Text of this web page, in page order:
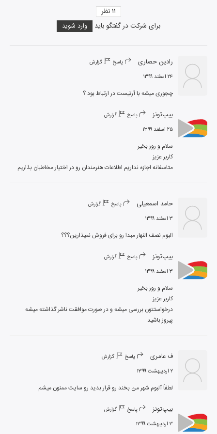
برای شرکت در گفتگو باید وارد شوید
۱۱نظر
رادین حصاری پاسخ گزارش
۲۴ اسفند ۱۳۹۹
چجوری میشه با آرتیست در ارتباط بود ؟
بیپ‌تونز پاسخ گزارش
۲۵ اسفند ۱۳۹۹
متاسفانه اجازه نداریم اطلاعات هنرمندان رو در اختیار مخاطبان بذاریم
حامد اسمعیلی پاسخ گزارش
۳ اسفند ۱۳۹۹
البوم نصف النهار مبدا رو برای فروش نمیذارین؟؟؟
بیپ‌تونز پاسخ گزارش
۳ اسفند ۱۳۹۹
پیروز باشید
ف عامری پاسخ گزارش
۲ اردیبهشت ۱۳۹۹
لطفاً آلبوم شهر من بخند رو قرار بدید رو سایت ممنون میشم
بیپ‌تونز پاسخ گزارش
۳ اردیبهشت ۱۳۹۹